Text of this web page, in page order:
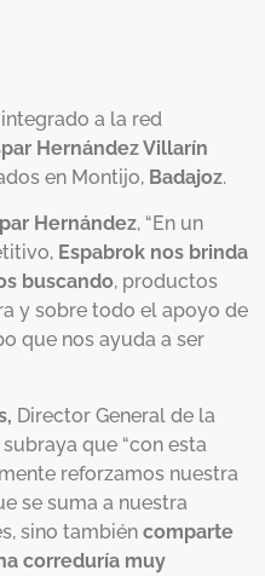
a la red
Hernández Villarín
en Montijo, Badajoz.
Hernández, “En un
Espabrok nos brinda
buscando, productos
y sobre todo el apoyo de
que nos ayuda a ser
Director General de la
que “con esta
reforzamos nuestra
se suma a nuestra
sino también comparte
correduría muy